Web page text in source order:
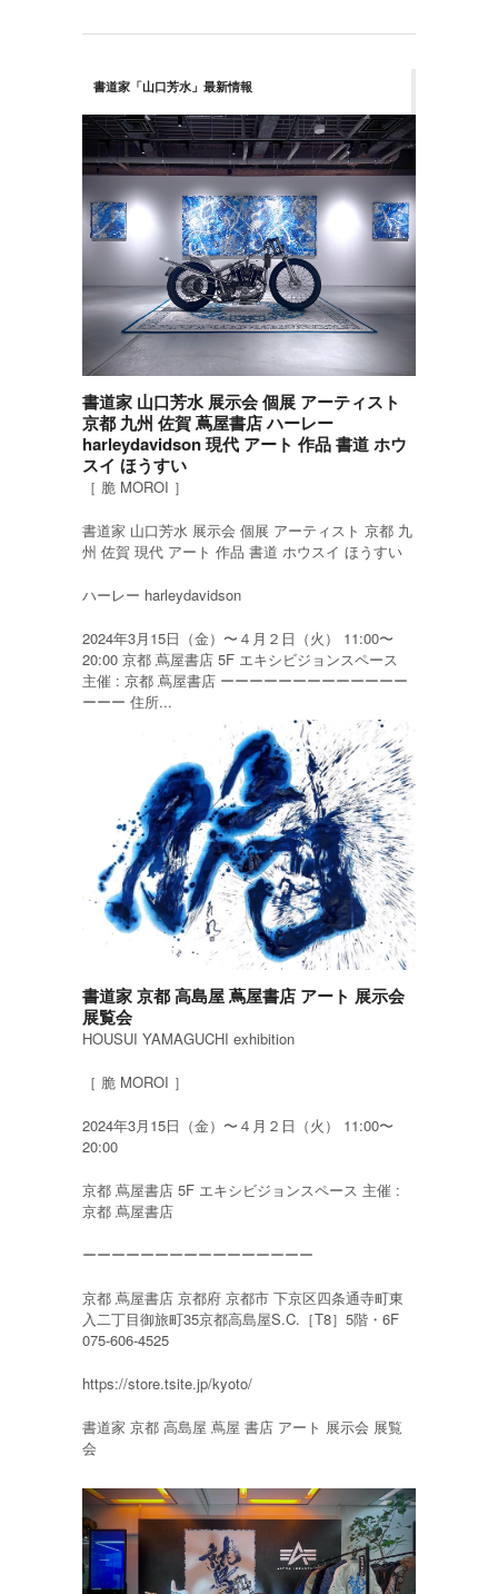
書道家「山口芳水」最新情報
書道家 山口芳水 展示会 個展 アーティスト
京都 九州 佐賀 蔦屋書店 ハーレー
harleydavidson 現代 アート 作品 書道 ホウ
スイ ほうすい
［ 脆 MOROI ］
書道家 山口芳水 展示会 個展 アーティスト 京都 九
州 佐賀 現代 アート 作品 書道 ホウスイ ほうすい
ハーレー harleydavidson
2024年3月15日（金）〜４月２日（火） 11:00〜
20:00 京都 蔦屋書店 5F エキシビジョンスペース
主催 : 京都 蔦屋書店 ーーーーーーーーーーーーー
ーーー 住所...
書道家 京都 高島屋 蔦屋書店 アート 展示会
展覧会
HOUSUI YAMAGUCHI exhibition
［ 脆 MOROI ］
2024年3月15日（金）〜４月２日（火） 11:00〜
20:00
京都 蔦屋書店 5F エキシビジョンスペース 主催 :
京都 蔦屋書店
ーーーーーーーーーーーーーーーー
京都 蔦屋書店 京都府 京都市 下京区四条通寺町東
入二丁目御旅町35京都高島屋S.C.［T8］5階・6F
075-606-4525
https://store.tsite.jp/kyoto/
書道家 京都 高島屋 蔦屋 書店 アート 展示会 展覧
会